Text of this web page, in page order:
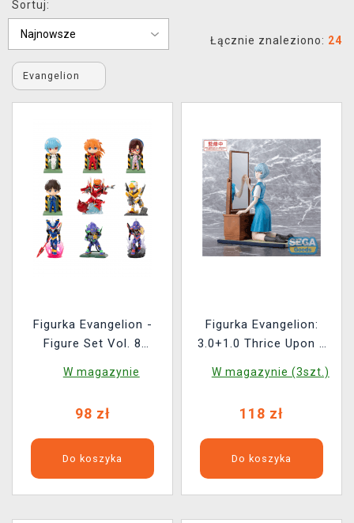
XZONE KLUB
Sortuj:
Łącznie znaleziono: 24
Evangelion
Figurka Evangelion -
Figure Set Vol. 8
W magazynie
98 zł
Do koszyka
Figurka Evangelion:
3.0+1.0 Thrice Upon a
Tentative Name (Sega)
W magazynie (3szt.)
118 zł
Do koszyka